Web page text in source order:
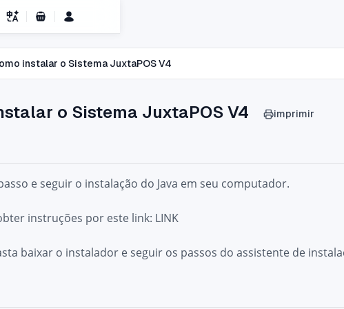
Carrinho de Compras
instalar o Sistema JuxtaPOS V4
o Sistema JuxtaPOS V4 imprimir
e seguir o instalação do Java em seu computador.
instruções por este link: LINK
baixar o instalador e seguir os passos do assistente de